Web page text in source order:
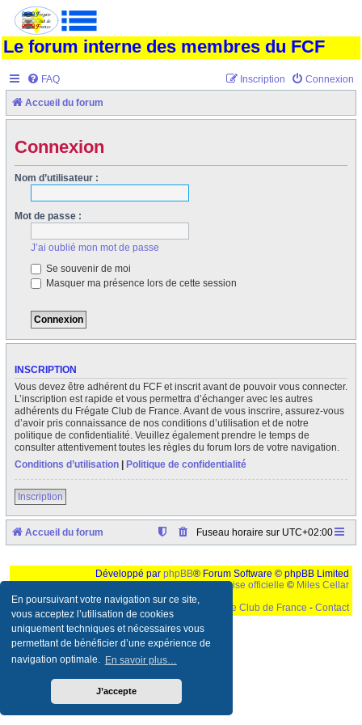
En poursuivant votre navigation sur ce site,
vous acceptez l’utilisation de cookies
uniquement techniques et nécessaires vous
permettant de bénéficier d’une expérience de
navigation optimale. En savoir plus…
J’accepte
Le forum interne des membres du FCF
FAQ Connexion
Inscription
Accueil du forum
Connexion
Nom d’utilisateur :
Mot de passe :
J’ai oublié mon mot de passe
Se souvenir de moi
Masquer ma présence lors de cette session
INSCRIPTION
Vous devez être adhérent du FCF et inscrit avant de pouvoir vous connecter.
L’inscription est rapide et vous permettra d’échanger avec les autres
adhérents du Frégate Club de France. Avant de vous inscrire, assurez-vous
d’avoir pris connaissance de nos conditions d’utilisation et de notre
politique de confidentialité. Veuillez également prendre le temps de
consulter attentivement toutes les règles du forum lors de votre navigation.
Conditions d’utilisation
Politique de confidentialité
Inscription
Accueil du forum Fuseau horaire sur UTC+02:00
Développé par phpBB® Forum Software © phpBB Limited
Traduction française officielle © Miles Cellar
Le Frégate Club de France - Contact
Ceci est un texte de remplissage qui n'a pour but que forcer l'elargissement de la div page...
Ben oui, quand on veut pas d'un "site optimise pour une resolution de 1024x768 et
parametres d'affichage pas defaut de votre navigateur" faut bien trouver des paliatifs !